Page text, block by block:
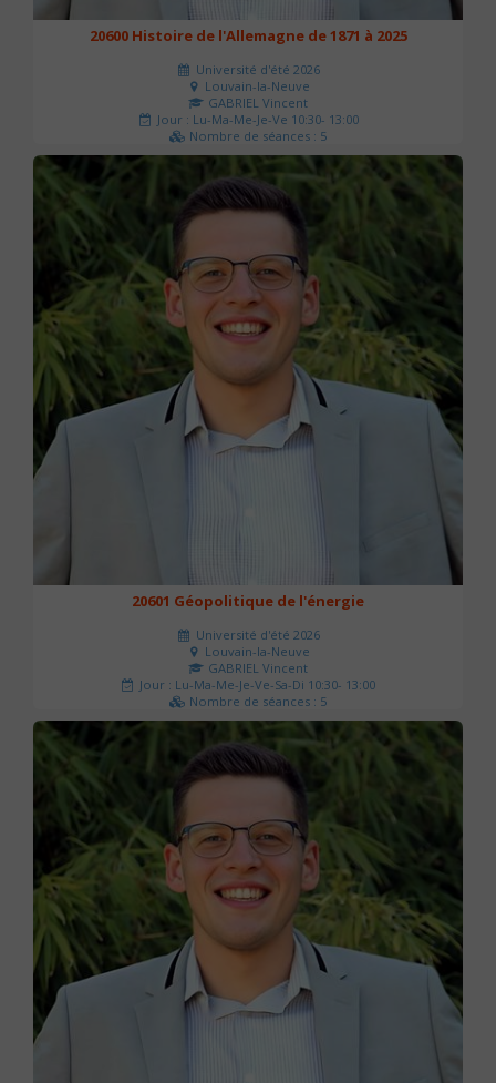
20600 Histoire de l'Allemagne de 1871 à 2025
Université d'été 2026
Louvain-la-Neuve
GABRIEL Vincent
Jour : Lu-Ma-Me-Je-Ve 10:30- 13:00
Nombre de séances : 5
120 €
20601 Géopolitique de l'énergie
Université d'été 2026
Louvain-la-Neuve
GABRIEL Vincent
Jour : Lu-Ma-Me-Je-Ve-Sa-Di 10:30- 13:00
Nombre de séances : 5
120 €